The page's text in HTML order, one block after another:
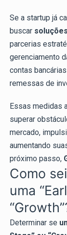
Se a startup já
buscar
parcerias
gerenciamento
contas
remessas de
Essas medidas
superar
mercado,
aumentando
próximo passo,
Como
uma
Determinar se